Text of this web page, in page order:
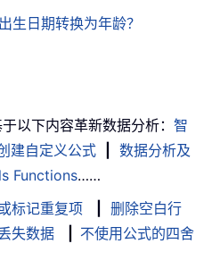
生日期转换为年龄？
于以下内容革新数据分析： 智
建自定义公式
数据分析及
Functions……
标记重复项
删除空白行
失数据
不使用公式的四舍